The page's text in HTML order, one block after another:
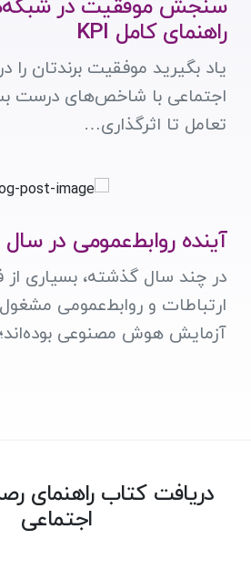
سنجش موفقیت در
راهنمای کامل KPI
یاد بگیرید موفقیت برندتان را
اجتماعی با شاخص‌های درست
تعامل تا اثرگذاری…
آینده روابط‌عمومی در سال 2026
در چند سال گذشته، بسیاری از
ارتباطات و روابط‌عمومی
آزمایش هوش مصنوعی
دریافت کتاب راهنمای
اجتماعی